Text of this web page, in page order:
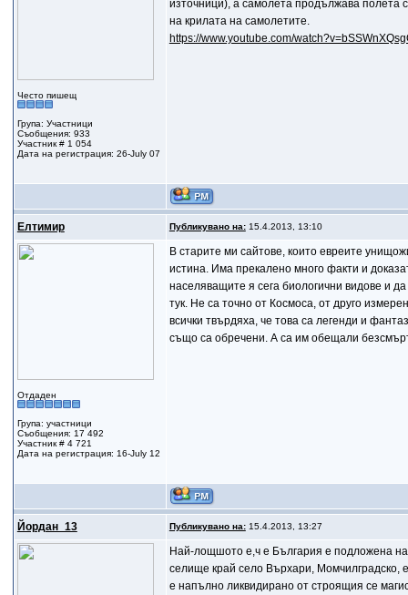
Често пишещ
Група: Участници
Съобщения: 933
Участник # 1 054
Дата на регистрация: 26-July 07
източници), а самолета продължава полета
на крилата на самолетите.
https://www.youtube.com/
Елтимир Публикувано на:15.4.2013, 13:10
Отдаден
Група: участници
Съобщения: 17 492
Участник # 4 721
Дата на регистрация: 16-July 12
В старите ми сайтове, които евреите
истина. Има прекалено много факти и
населяващите я сега биологични видове и
тук. Не са точно от Космоса, от друго
всички твърдяха, че това са легенди и
също са обречени. А са им обещали
Йордан_13 Публикувано на:15.4.2013, 13:27
Най-лощшото е,ч е България е подложена
селище край село Върхари, Момчилградско,
е напълно ликвидирано от строящия се